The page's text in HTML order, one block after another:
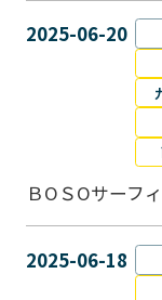
2025-06-20
ＢОＳОサーフ
2025-06-18